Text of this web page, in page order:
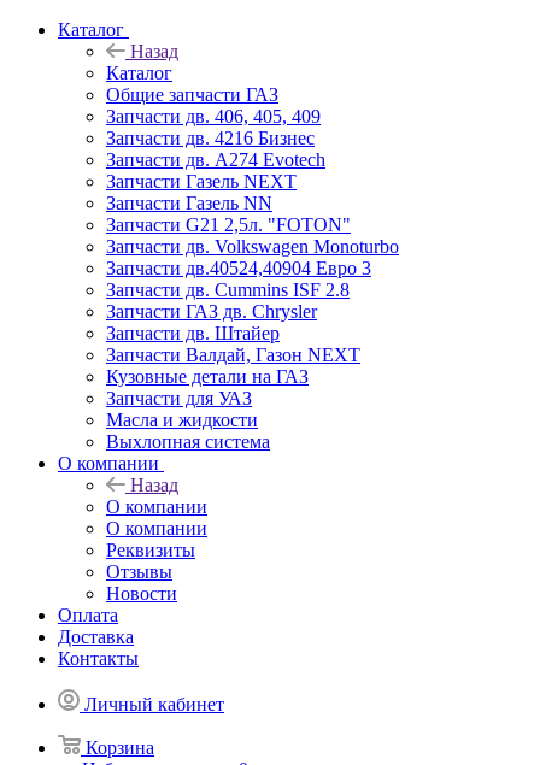
Каталог
Назад
Каталог
Общие запчасти ГАЗ
Запчасти дв. 406, 405, 409
Запчасти дв. 4216 Бизнес
Запчасти дв. A274 Evotech
Запчасти Газель NEXT
Запчасти Газель NN
Запчасти G21 2,5л. "FOTON"
Запчасти дв. Volkswagen Monoturbo
Запчасти дв.40524,40904 Евро 3
Запчасти дв. Cummins ISF 2.8
Запчасти ГАЗ дв. Chrysler
Запчасти дв. Штайер
Запчасти Валдай, Газон NEXT
Кузовные детали на ГАЗ
Запчасти для УАЗ
Масла и жидкости
Выхлопная система
О компании
Назад
О компании
О компании
Реквизиты
Отзывы
Новости
Оплата
Доставка
Контакты
Личный кабинет
Корзина